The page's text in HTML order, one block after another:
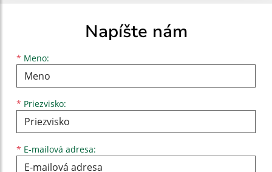
Napíšte nám
* Meno:
Meno
* Priezvisko:
Priezvisko
* E-mailová adresa:
E-mailová adresa